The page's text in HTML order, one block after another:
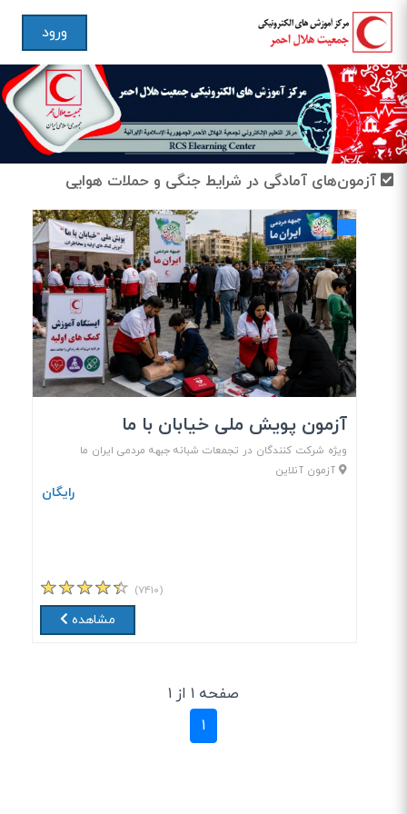
ورود
آزمون‌های آمادگی در شرایط جنگی و حملات هوایی
آزمون پویش ملی خیابان با ما
ویژه شرکت کنندگان در تجمعات شبانه جبهه مردمی ایران ما
آزمون آنلاین
رایگان
(۷۴۱۰)
مشاهده
صفحه ۱ از ۱
۱
(current)